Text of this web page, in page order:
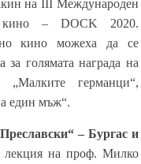
на III Международен
кино – DOCK 2020.
кино можеха да се
за голямата награда на
германци“,
един мъж“.
– Бургас и
лекция на проф. Милко